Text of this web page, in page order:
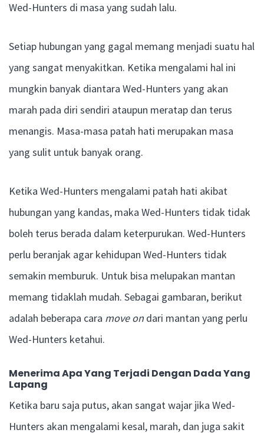
Wed-Hunters di masa yang sudah lalu.
Setiap hubungan yang gagal memang menjadi suatu hal
yang sangat menyakitkan. Ketika mengalami hal ini
mungkin banyak diantara Wed-Hunters yang akan
marah pada diri sendiri ataupun meratap dan terus
menangis. Masa-masa patah hati merupakan masa
yang sulit untuk banyak orang.
Ketika Wed-Hunters mengalami patah hati akibat
hubungan yang kandas, maka Wed-Hunters tidak tidak
boleh terus berada dalam keterpurukan. Wed-Hunters
perlu beranjak agar kehidupan Wed-Hunters tidak
semakin memburuk. Untuk bisa melupakan mantan
memang tidaklah mudah. Sebagai gambaran, berikut
adalah beberapa cara move on dari mantan yang perlu
Wed-Hunters ketahui.
Menerima Apa Yang Terjadi Dengan Dada Yang
Lapang
Ketika baru saja putus, akan sangat wajar jika Wed-
Hunters akan mengalami kesal, marah, dan juga sakit